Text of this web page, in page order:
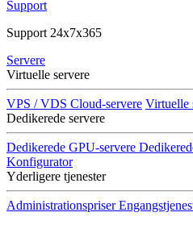
Support
Support 24x7x365
Servere
Virtuelle servere
VPS / VDS Cloud-servere Virtuelle
Dedikerede servere
Dedikerede GPU-servere
Konfigurator
Yderligere tjenester
Administrationspriser